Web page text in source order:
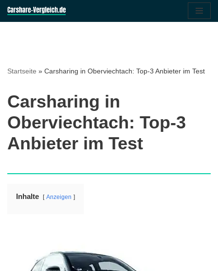
Startseite » Carsharing in Oberviechtach: Top-3 Anbieter im Test
Carsharing in
Oberviechtach: Top-3
Anbieter im Test
Inhalte Anzeigen